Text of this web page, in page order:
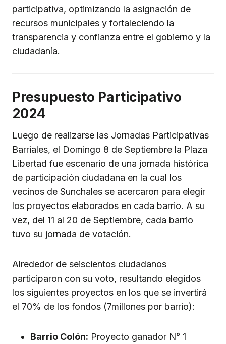
participativa, optimizando la asignación de
recursos municipales y fortaleciendo la
transparencia y confianza entre el gobierno y la
ciudadanía.
Presupuesto Participativo
2024
Luego de realizarse las Jornadas Participativas
Barriales, el Domingo 8 de Septiembre la Plaza
Libertad fue escenario de una jornada histórica
de participación ciudadana en la cual los
vecinos de Sunchales se acercaron para elegir
los proyectos elaborados en cada barrio. A su
vez, del 11 al 20 de Septiembre, cada barrio
tuvo su jornada de votación.
Alrededor de seiscientos ciudadanos
participaron con su voto, resultando elegidos
los siguientes proyectos en los que se invertirá
el 70% de los fondos (7millones por barrio):
Barrio Colón: Proyecto ganador N° 1